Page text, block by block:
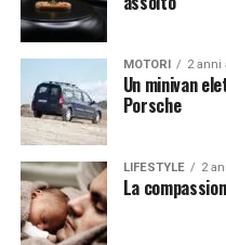
Vuoi essere sempre
notizie del giorno?
Vuoi essere sempre
notizie del giorno?
MOTORI 2 anni
Un minivan
Porsche
LIFESTYLE 2
La